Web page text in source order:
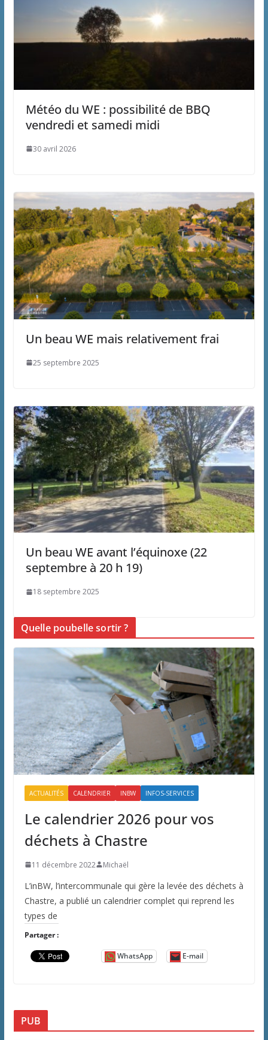
Météo du WE : possibilité de BBQ
vendredi et samedi midi
30 avril 2026
Un beau WE mais relativement frai
25 septembre 2025
Un beau WE avant l’équinoxe (22
septembre à 20 h 19)
18 septembre 2025
Quelle poubelle sortir ?
ACTUALITÉS CALENDRIER INBW INFOS-SERVICES
Le calendrier 2026 pour vos
déchets à Chastre
11 décembre 2022 Michaël
L’inBW, l’intercommunale qui gère la levée des déchets à
Chastre, a publié un calendrier complet qui reprend les
types de
Partager :
WhatsApp E-mail
PUB